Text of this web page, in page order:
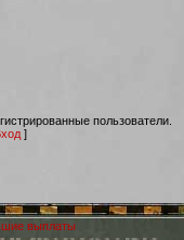
пользователи.
]